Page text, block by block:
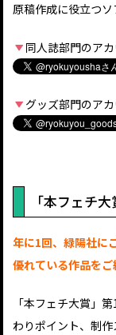
原稿作成に役立つソ
同人誌部門のア
グッズ部門のア
「本フェチ
年に1回、緑陽社に
優れている作品を
「本フェチ大賞」
わりポイント、制